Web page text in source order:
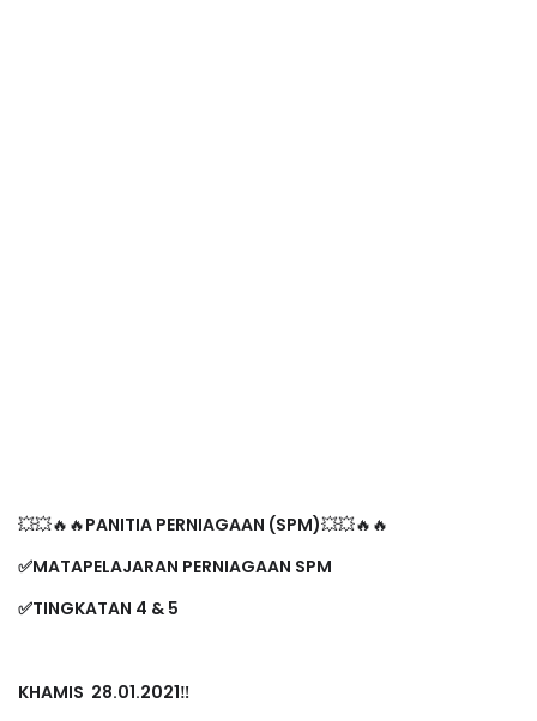
💥💥🔥🔥PANITIA PERNIAGAAN (SPM)💥💥🔥🔥
✅MATAPELAJARAN PERNIAGAAN SPM
✅TINGKATAN 4 & 5
KHAMIS 28.01.2021‼️